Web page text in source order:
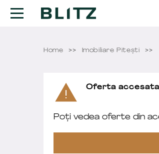
Home Imobiliare Pitești
Oferta accesata
Poți vedea oferte din